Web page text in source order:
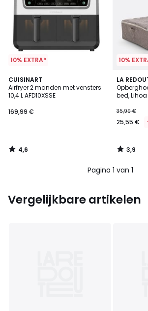
10% EXTRA*
CUISINART
Airfryer 2 manden met vensters
10,4 L AFD10XSSE
169,99 €
4,6
/ 5
4,6
/
10%
LA
bed, Lihoa
35,99 €
25,55 €
3,9
/ 5
3,9
/
Pagina 1 van 1
Vergelijkbare artikelen